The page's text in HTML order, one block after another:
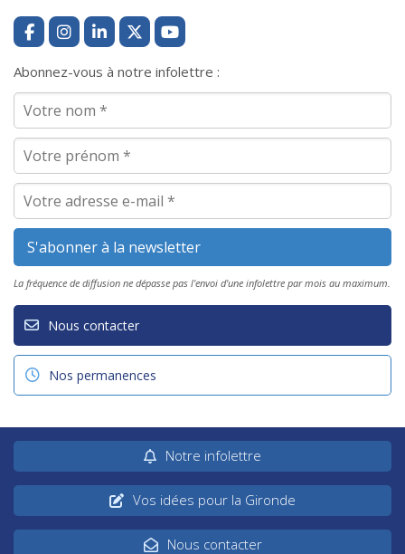
Abonnez-vous à notre infolettre :
La fréquence de diffusion ne dépasse pas l'envoi d'une infolettre par mois au maximum.
Nous contacter
Nos permanences
Notre infolettre
Vos idées pour la Gironde
Nous contacter